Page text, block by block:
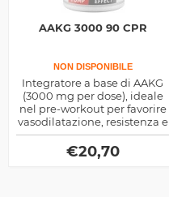
AAKG 3000 90 CPR
NON DISPONIBILE
Integratore a base di AAKG
(3000 mg per dose), ideale
nel pre-workout per favorire
vasodilatazione, resistenza e
“muscle pump”. Senza
glutine.
€20,70